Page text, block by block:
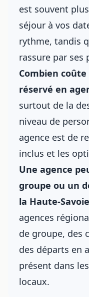
est souvent
séjour à vos
rythme, tandis
rassure par ses
Combien
réservé en
surtout de la
niveau de
agence est de
inclus et les
Une agence
groupe ou un
la Haute-
agences
de groupe, des
des départs en
présent dans
locaux.